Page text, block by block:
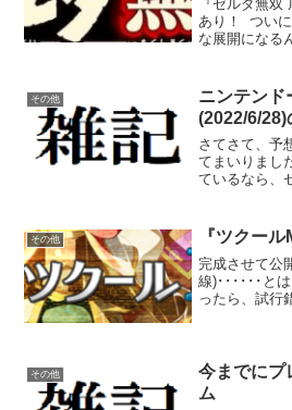
『ゼルダ無
あり！ つい
な展開になる
合主義のよう
意外性の強い
その他
ニンテンド
(2022/6/28)
さてさて、予
てまいりまし
ているなら、
のをピックア
『NieR:Aut...
その他 『ツクー
完成させて公
線)･･････と
ったら、試行
ある程度仕上
その他
今までにプ
ム